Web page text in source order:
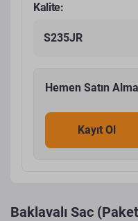
Kalite:
S235JR
Hemen Satın
Kayıt Ol
Baklavalı Sac